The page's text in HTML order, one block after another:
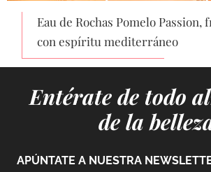
Eau de Rochas Pomelo
con espíritu mediterráneo
Entérate de todo
de la
APÚNTATE A NUESTRA